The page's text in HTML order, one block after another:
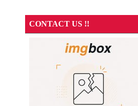
CONTACT US !!